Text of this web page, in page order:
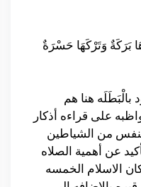
بَرَكَةٌ وَتَرْكَهَا حَسْرَةٌ
بالْبَطَلَه هنا هم
على قراءه أذكار
من الشياطين
عن أهمية الصلاه
الاسلام الخمسه